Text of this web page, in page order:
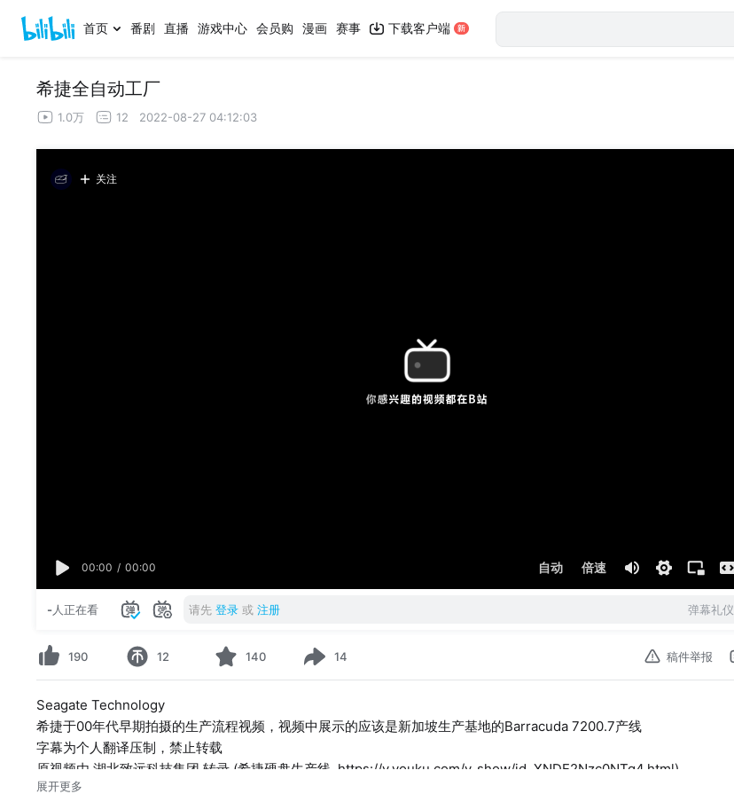
首页 番剧 直播 游戏中心 会员购 漫画 赛事 下载客户端
希捷全自动工厂
1.0万 12 2022-08-27 04:12:03
关注
00:00 / 00:00 自动 倍速
-人正在看 请先 登录 或 注册 弹幕礼仪
190 12 140 14 稿件举报
Seagate Technology
希捷于00年代早期拍摄的生产流程视频，视频中展示的应该是新加坡生产基地的Barracuda 7200.7产线
字幕为个人翻译压制，禁止转载
原视频由 湖北致远科技集团 转录 (希捷硬盘生产线, https://v.youku.com/v_show/id_XNDE2Nzc0NTg4.html)
音频已修复
展开更多